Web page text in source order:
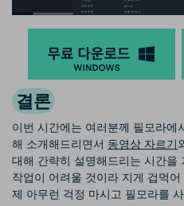
결론
이번 시간에는 여러분께 필모라에
해 소개해드리면서 동영상 자르기
대해 간략히 설명해드리는 시간을
작업이 어려울 것이라 지게 겁먹
제 아무런 걱정 마시고 필모라를